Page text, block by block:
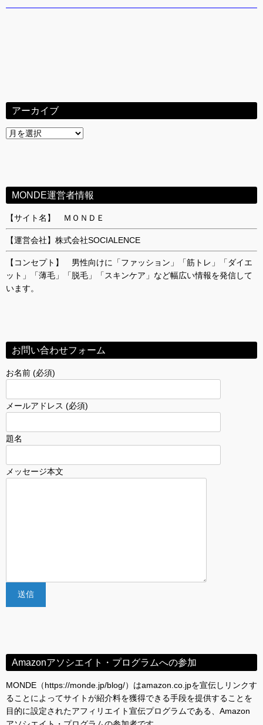
アーカイブ
ア
MONDE運営者情報
【サイト名】 ＭＯＮＤＥ
【運営会社】株式会社SOCIALENCE
【コンセプト】 男性向けに「ファッション」「筋トレ」「ダイエ
ット」「薄毛」「脱毛」「スキンケア」など幅広い情報を発信して
います。
お問い合わせフォーム
お名前 (必須)
メールアドレス (必須)
題名
メッセージ本文
Amazonアソシエイト・プログラムへの参加
MONDE（https://monde.jp/blog/）はamazon.co.jpを宣伝しリンクす
ることによってサイトが紹介料を獲得できる手段を提供することを
目的に設定されたアフィリエイト宣伝プログラムである、Amazon